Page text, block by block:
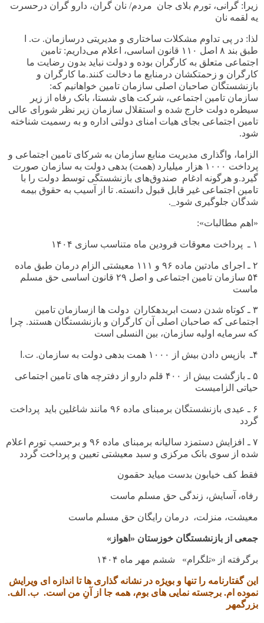
زیرا: گرانی، تورم بلای جان مردم/ نان گران، دارو گران درحسرت
یه لقمه نان
لذا: در پی تداوم مشکلات ساختاری و مدیریتی درسازمان. ت. ا
طبق بند ۸ اصل ۱۱۰ قانون اساسی، اعلام می‌داریم: تامین
اجتماعی متعلق به کارگران بوده و دولت نباید بدون رضایت ما
کارگران و زحمتکشان درمنابع ما دخالت کنند.ما کارگران و
بازنشستگان صاحبان اصلی سازمان تامین خواهانیم که:
سازمان تامین اجتماعی، شرکت های شستا، بانک رفاه از زیر
سیطره دولت خارج شده و استقلال سازمان زیر نظر شورای عالی
تامین اجتماعی بجای هیات امنای دولتی اداره و به رسمیت شناخته
شود.
الزاما، واگذاری مدیریت منابع سازمان به شرکای تامین اجتماعی و
پرداخت
۱ ٠٠٠ هزار میلیارد (همت) بدهی دولت به سازمان صورت
گیرد.و هرگونه ادغام صندوق‌های بازنشستگی توسط دولت را با
تامین اجتماعی غیر قابل قبول دانسته. تا از آسیب به حقوق بیمه
شدگان جلوگیری شود ._
«اهم مطالبات»:
۱ ـ پرداخت معوقات فرودین ماه متناسب سازی ۱۴۰۴
۲ ـ اجرای مادتین ماده ۹۶ و ۱۱۱ معیشتی
الزام درمان طبق ماده
۵۴ سازمان تامین اجتماعی و اصل ۲۹ قانون اساسی حق مسلم
ماست
۳ ـ کوتاه شدن دست ابربدهکاران دولت ها ازسازمان تامین
اجتماعی که صاحبان اصلی آن کارگران و بازنشستگان هستند. چرا
که سرمایه اولیه سازمان، بین النسلی است
۴ـ بازپس دادن بیش از ۱٠٠٠ همت بدهی دولت به سازمان. ت‌.ا
۵ ـ
بازگشت بیش از ۴۰۰ قلم دارو از دفترچه های تامین اجتماعی
حیاتی الزامیست
۶ ـ
عیدی بازنشستگان برمبنای ماده ۹۶ مانند شاغلین باید پرداخت
گردد
۷ ـ
افزایش دستمزد سالیانه برمبنای ماده ۹۶ و برحسب تورم اعلام
شده از سوی بانک مرکزی و سبد معیشتی تعیین و پرداخت گردد
فقط کف خیابون بدست میاید حقمون
رفاه، آسایش، زندگی حق مسلم ماست
معیشت، منزلت، درمان رایگان حق مسلم ماست
جمعی از بازنشستگان خوزستان «اهواز»
برگرفته از «تلگرام» ششم مهر ماه ۱۴۰۴
این گفتارنامه را تنها و بویژه در نشانه گذاری ها تا اندازه ای ویرایش
نموده ام. برجسته نمایی های بوم، همه جا از آنِ من است. ب. الف.
بزرگمهر